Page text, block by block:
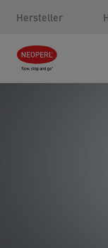
Hersteller